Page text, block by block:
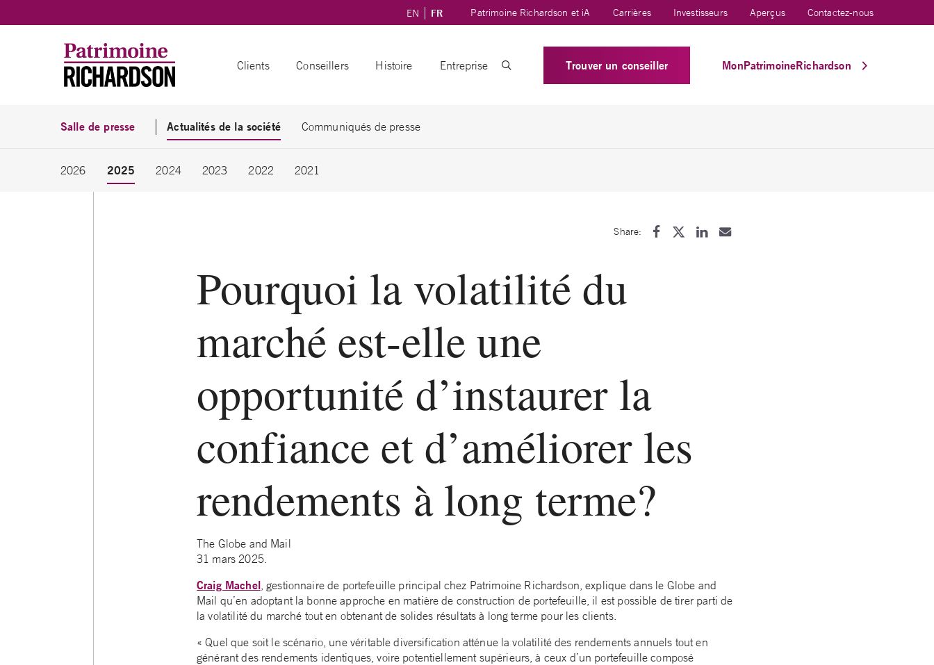
EN FR Patrimoine Richardson et iA Carrières Investisseurs Aperçus Contactez-nous
Clients Conseillers Histoire Entreprise Trouver un conseiller MonPatrimoineRichardson
Salle de presse Actualités de la société Communiqués de presse
2026 2025 2024 2023 2022 2021
Share:
Pourquoi la volatilité du
marché est-elle une
opportunité d’instaurer la
confiance et d’améliorer les
rendements à long terme?
The Globe and Mail
31 mars 2025.
Craig Machel, gestionnaire de portefeuille principal chez Patrimoine Richardson, explique dans le Globe and
Mail qu’en adoptant la bonne approche en matière de construction de portefeuille, il est possible de tirer parti de
la volatilité du marché tout en obtenant de solides résultats à long terme pour les clients.
« Quel que soit le scénario, une véritable diversification atténue la volatilité des rendements annuels tout en
générant des rendements identiques, voire potentiellement supérieurs, à ceux d’un portefeuille composé